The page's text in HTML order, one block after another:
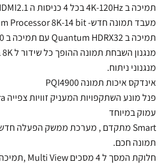
תמיכה ב 4K-120Hz בכל 4 כניסות ה HDMI2.1 המובנות .
מעבד תמונה חדש- Neural Quantum Processor 8K-14 bit
תמיכה ב Quantum HDRX32 עם תמיכה ב HDR10+
מנגנוני ניתוח.
אינדקס איכות תמונה PQI4900
עמוק במיוחד
תמונה חכם.